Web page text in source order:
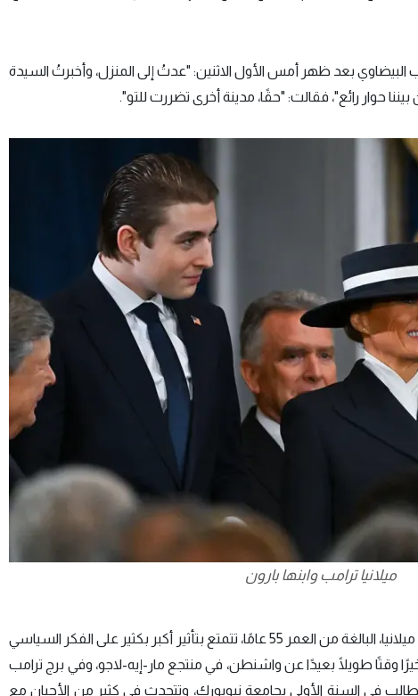
بعد ظهر أمس الأول الاثنين: "عدتُ إلى المنزل، وأخبرتُ السيدة
حوار رائع"، فقالت: "حقًا، مدينة أخرى تضررت للتو".
ميلانيا ترامب وابنها بارون
تشير التكهنات، وفقًا لت"التايمز" إلى أن ميلانيا، البالغة من العمر 55 عامًا، تتمتع بتأثير أكبر بكثير على الفكر السياسي
وقتًا طويلًا بعيدًا عن واشنطن، في منتجع مار-إيه-لاجو، وفي برج ترامب
في السنة الأولى بجامعة نيويورك، وتتحدث في كثير من الأحيان مع